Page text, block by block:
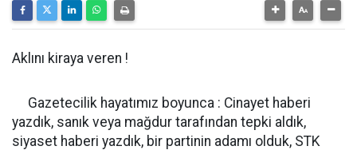
Aklını kiraya veren !
Gazetecilik hayatımız boyunca : Cinayet haberi
yazdık, sanık veya mağdur tarafından tepki aldık,
siyaset haberi yazdık, bir partinin adamı olduk, STK